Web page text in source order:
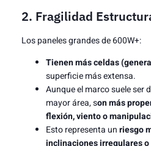
2. Fragilidad
Los paneles grandes de 600W+:
Tienen más celdas
superficie más extensa.
Aunque el marco suele ser
mayor área, son más
flexión, viento o
Esto representa unriesgo
inclinaciones irregulares